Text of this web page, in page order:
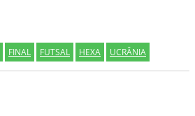
FINAL FUTSAL HEXA UCRÂNIA